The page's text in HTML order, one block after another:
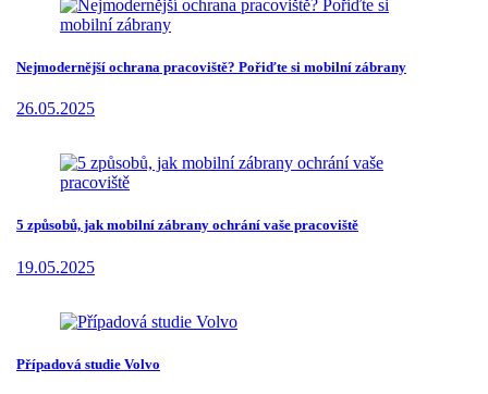
Nejmodernější ochrana pracoviště? Pořiďte si mobilní zábrany
26.05.2025
5 způsobů, jak mobilní zábrany ochrání vaše pracoviště
19.05.2025
Případová studie Volvo